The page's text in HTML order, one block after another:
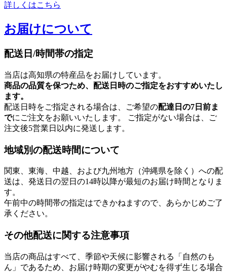
詳しくはこちら
お届けについて
配送日/時間帯の指定
当店は高知県の特産品をお届けしています。
商品の品質を保つため、配送日時のご指定をおすすめいたし
ます。
配送日時をご指定される場合は、ご希望の配達日の7日前ま
でにご注文をお願いいたします。 ご指定がない場合は、ご
注文後5営業日以内に発送します。
地域別の配送時間について
関東、東海、中越、および九州地方（沖縄県を除く）への配
送は、発送日の翌日の14時以降が最短のお届け時間となりま
す。
午前中の時間帯の指定はできかねますので、あらかじめご了
承ください。
その他配送に関する注意事項
当店の商品はすべて、季節や天候に影響される「自然のも
ん」であるため、お届け時期の変更がやむを得ず生じる場合